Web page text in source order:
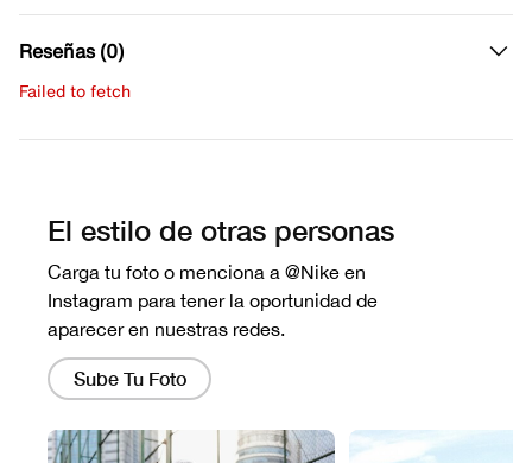
Reseñas (0)
Failed to fetch